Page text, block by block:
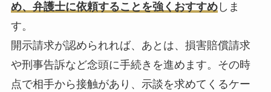
め、弁護士に依頼することを強くおすすめしま
す。
開示請求が認められれば、あとは、損害賠償請求
や刑事告訴など念頭に手続きを進めます。その時
点で相手から接触があり、示談を求めてくるケー